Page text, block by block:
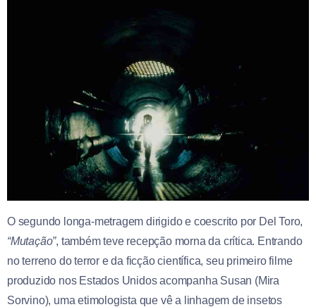
O segundo longa-metragem dirigido e coescrito por Del Toro,
“Mutação”, também teve recepção morna da crítica. Entrando
no terreno do terror e da ficção científica, seu primeiro filme
produzido nos Estados Unidos acompanha Susan (Mira
Sorvino), uma etimologista que vê a linhagem de insetos